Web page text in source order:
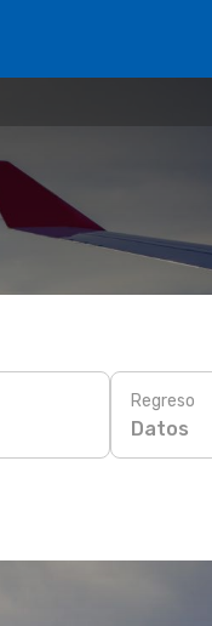
Regreso
Datos